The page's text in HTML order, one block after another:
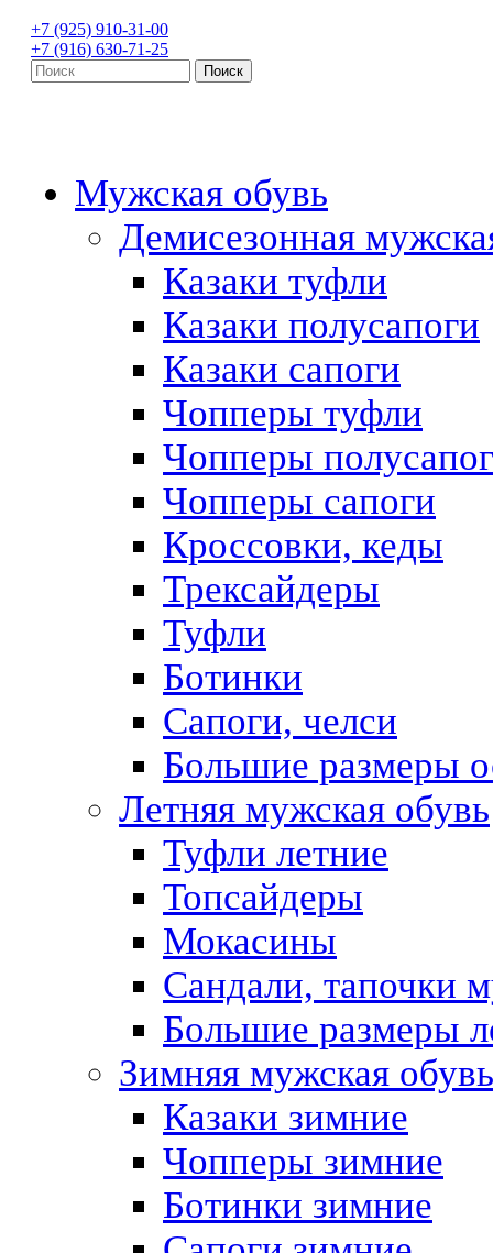
+7 (925) 910-31-00
+7 (916) 630-71-25
Мужская обувь
Демисезонная
Казаки туфли
Казаки полусапоги
Казаки сапоги
Чопперы туфли
Чопперы
Чопперы сапоги
Кроссовки, кеды
Трексайдеры
Туфли
Ботинки
Сапоги, челси
Большие размеры
Летняя мужская обувь
Туфли летние
Топсайдеры
Мокасины
Сандали, тапочки
Большие размеры
Зимняя мужская обувь
Казаки зимние
Чопперы зимние
Ботинки зимние